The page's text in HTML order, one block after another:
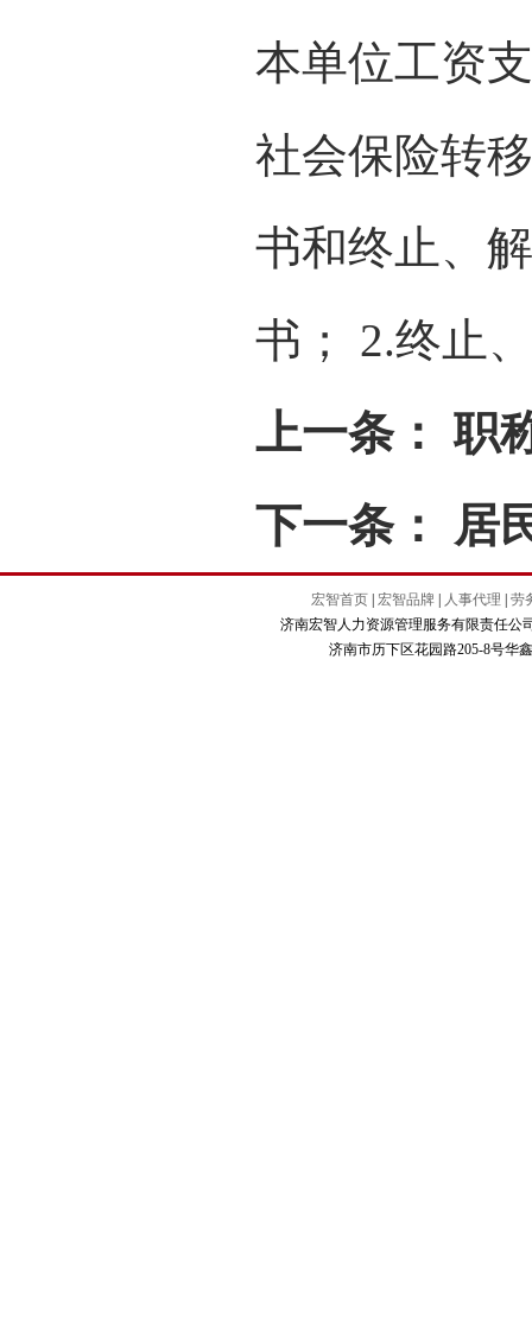
本单位工资
社会保险转
书和终止、
书； 2.终止
上一条：职
下一条： 居
宏智首页 宏智品牌 人事代理
劳
济南宏智人力资源管理服务有限责任公
济南市历下区花园路205-8号华